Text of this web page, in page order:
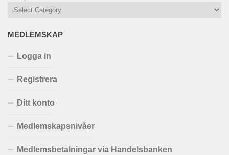
MEDLEMSKAP
Logga in
Registrera
Ditt konto
Medlemskapsnivåer
Medlemsbetalningar via Handelsbanken